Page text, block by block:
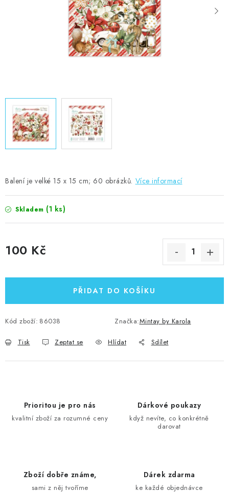
Kontakty Moje objednávka
Oblíbené ♥️
Balení je velké 15 x 15 cm; 60 obrázků. Více informací
Skladem (1 ks)
100 Kč
PŘIDAT DO KOŠÍKU
Kód zboží: 86038 Značka:Mintay by Karola
Tisk Zeptat se Hlídat Sdílet
Prioritou je pro nás
kvalitní zboží za rozumné ceny
Dárkové poukazy
když nevíte, co konkrétně
darovat
Zboží dobře známe,
sami z něj tvoříme
Dárek zdarma
ke každé objednávce